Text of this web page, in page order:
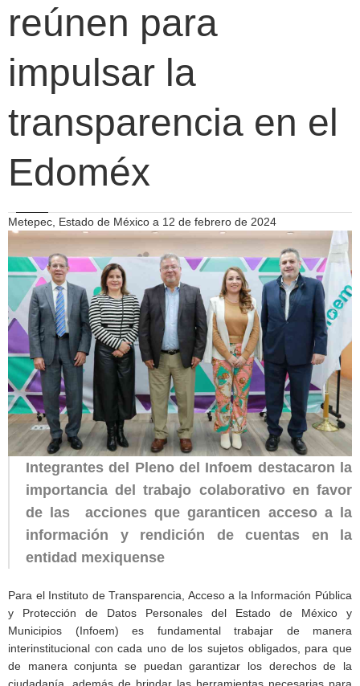
reúnen para
impulsar la
transparencia en el
Edoméx
Metepec, Estado de México a 12 de febrero de 2024
Integrantes del Pleno del Infoem destacaron la
importancia del trabajo colaborativo en favor
de las acciones que garanticen acceso a la
información y rendición de cuentas en la
entidad mexiquense
Para el Instituto de Transparencia, Acceso a la Información Pública
y Protección de Datos Personales del Estado de México y
Municipios (Infoem) es fundamental trabajar de manera
interinstitucional con cada uno de los sujetos obligados, para que
de manera conjunta se puedan garantizar los derechos de la
ciudadanía, además de brindar las herramientas necesarias para